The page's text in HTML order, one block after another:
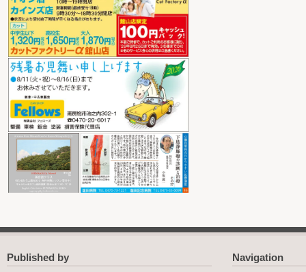
Published by Navigation